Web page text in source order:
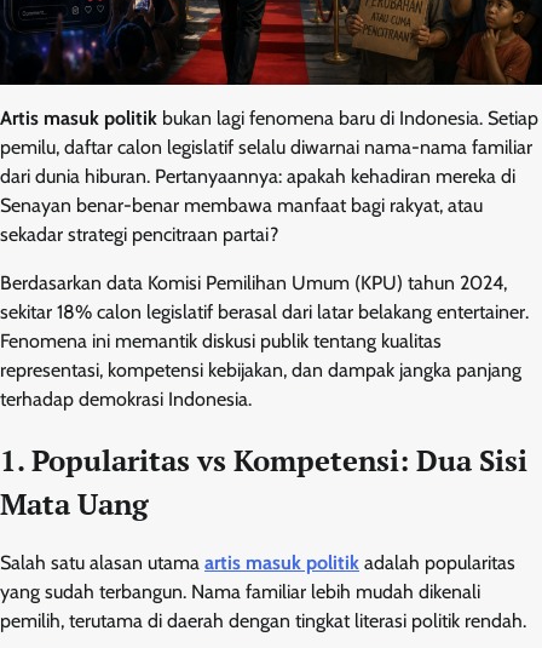
Artis masuk politik bukan lagi fenomena baru di Indonesia. Setiap
pemilu, daftar calon legislatif selalu diwarnai nama-nama familiar
dari dunia hiburan. Pertanyaannya: apakah kehadiran mereka di
Senayan benar-benar membawa manfaat bagi rakyat, atau
sekadar strategi pencitraan partai?
Berdasarkan data Komisi Pemilihan Umum (KPU) tahun 2024,
sekitar 18% calon legislatif berasal dari latar belakang entertainer.
Fenomena ini memantik diskusi publik tentang kualitas
representasi, kompetensi kebijakan, dan dampak jangka panjang
terhadap demokrasi Indonesia.
1. Popularitas vs Kompetensi: Dua Sisi
Mata Uang
Salah satu alasan utama artis masuk politik adalah popularitas
yang sudah terbangun. Nama familiar lebih mudah dikenali
pemilih, terutama di daerah dengan tingkat literasi politik rendah.